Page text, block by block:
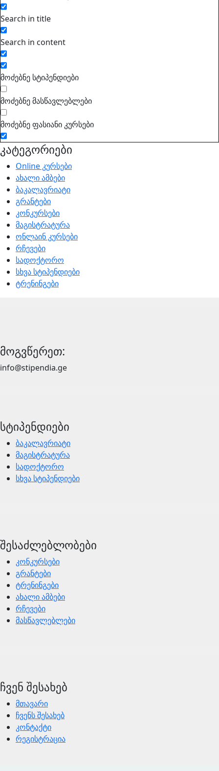
Search in title
Search in content
მოძებნე სტიპენდიები
მოძებნე მასწავლებლები
მოძებნე ფასიანი კურსები
კატეგორიები
Online კურსები
ახალი ამბები
ბაკალავრიატი
გრანტები
კონკურსები
მაგისტრატურა
ონლაინ კურსები
რჩევები
სადოქტორო
სხვა სტიპენდიები
ტრენინგები
მოგვწერეთ:
info@stipendia.ge
სტიპენდიები
ბაკალავრიატი
მაგისტრატურა
სადოქტორო
სხვა სტიპენდიები
შესაძლებლობები
კონკურსები
გრანტები
ტრენინგები
ახალი ამბები
რჩევები
მასწავლებლები
ჩვენ შესახებ
მთავარი
ჩვენს შესახებ
კონტაქტი
რეგისტრაცია